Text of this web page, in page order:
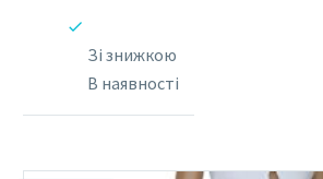
Зі знижкою
В наявності